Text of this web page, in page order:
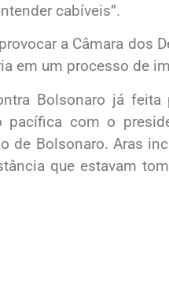
cabíveis”.
a Câmara dos
em um processo de
Bolsonaro já feita
com o
de Bolsonaro. Aras
que estavam